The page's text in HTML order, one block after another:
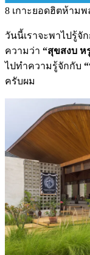
8 เกาะยอดฮิตห้ามพ
วันนี้เราจะพาไปรู้จั
ความว่า “สุขสงบ ห
ไปทำความรู้จักกับ
ครับผม